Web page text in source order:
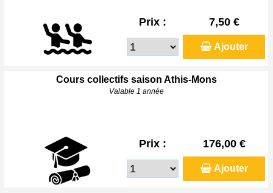
Prix : 7,50 €
Ajouter
Cours collectifs saison Athis-Mons
Valable 1 année
Prix : 176,00 €
Ajouter